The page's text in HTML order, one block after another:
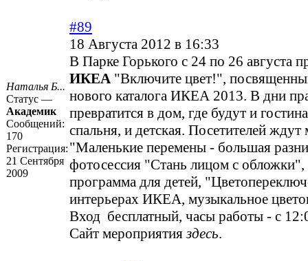
Наталья Б...
Статус —
Академик
Сообщений:
170
Регистрация:
21 Сентября
2009
#89
18 Августа 2012 в 16:33
В Парке Горького с 24 по 26 августа
ИКЕА "Включите цвет!",
нового каталога ИКЕА 2013. В дни
превратится в дом, где будут и
спальня, и детская. Посетителей ждут
"Маленькие перемены - большая
фотосессия "Стань лицом с обложки",
программа для детей,
интерьерах ИКЕА, музыкальное
Вход бесплатный, часы работы - с
Сайт мероприятияздесь.